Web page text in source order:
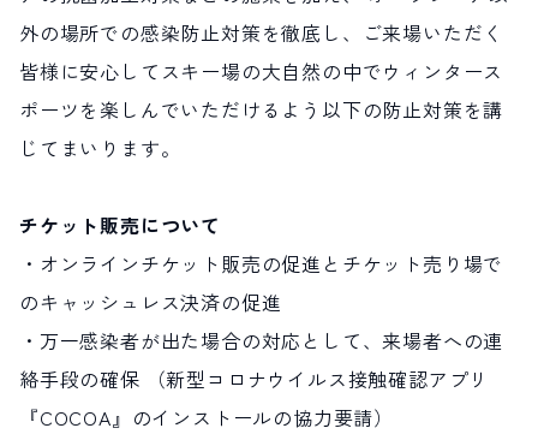
外の場所での感染防止対策を徹底し、ご来場いただく
皆様に安心してスキー場の大自然の中でウィンタース
ポーツを楽しんでいただけるよう以下の防止対策を講
じてまいります。
チケット販売について
・オンラインチケット販売の促進とチケット売り場で
のキャッシュレス決済の促進
・万一感染者が出た場合の対応として、来場者への連
絡手段の確保 （新型コロナウイルス接触確認アプリ
『COCOA』のインストールの協力要請）